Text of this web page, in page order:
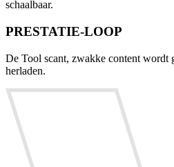
schaalbaar.
PRESTATIE-LOOP
De Tool scant, zwakke content wordt
herladen.